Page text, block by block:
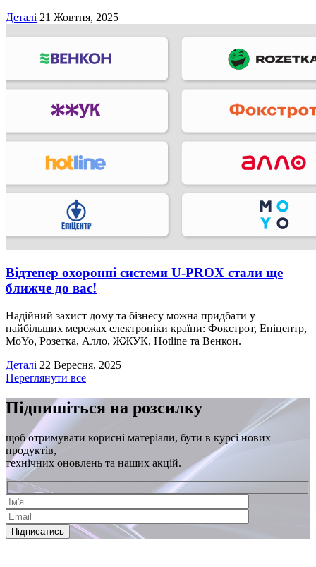
Деталі 21 Жовтня, 2025
Відтепер охоронні системи U-PROX стали ще
ближче до вас!
Надійний захист дому та бізнесу можна придбати у
найбільших мережах електроніки країни: Фокстрот, Епіцентр,
MoYo, Розетка, Алло, ЖЖУК, Hotline та Венкон.
Деталі 22 Вересня, 2025
Переглянути все
Підпишіться на розсилку
щоб отримувати корисні матеріали, бути в курсі нових
продуктів,
технічних оновлень та наших акцій.
Підписатись